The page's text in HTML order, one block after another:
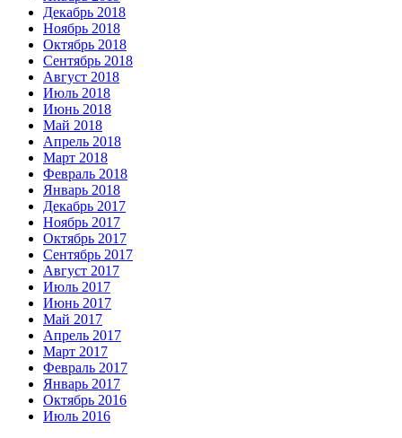
Декабрь 2018
Ноябрь 2018
Октябрь 2018
Сентябрь 2018
Август 2018
Июль 2018
Июнь 2018
Май 2018
Апрель 2018
Март 2018
Февраль 2018
Январь 2018
Декабрь 2017
Ноябрь 2017
Октябрь 2017
Сентябрь 2017
Август 2017
Июль 2017
Июнь 2017
Май 2017
Апрель 2017
Март 2017
Февраль 2017
Январь 2017
Октябрь 2016
Июль 2016